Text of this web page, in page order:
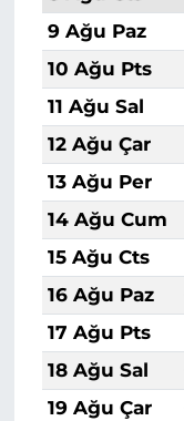
9 Ağu Paz
10 Ağu Pts
11 Ağu Sal
12 Ağu Çar
13 Ağu Per
14 Ağu Cum
15 Ağu Cts
16 Ağu Paz
17 Ağu Pts
18 Ağu Sal
19 Ağu Çar